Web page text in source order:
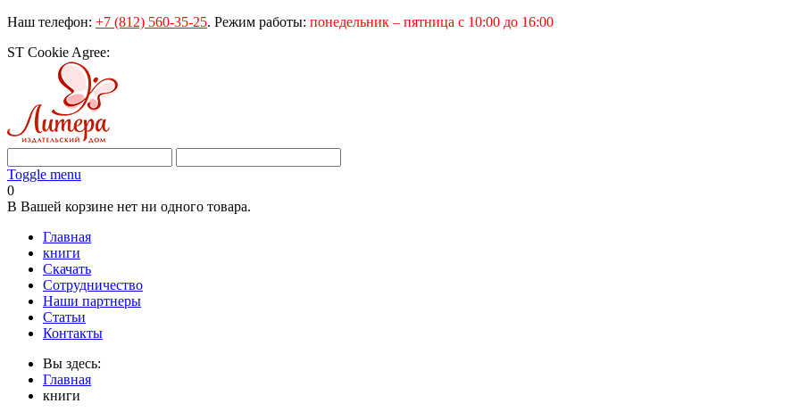
Наш телефон: +7 (812) 560-35-25. Режим работы: понедельник – пятница с 10:00 до 16:00
ST Cookie Agree:
Toggle menu
0
В Вашей корзине нет ни одного товара.
Главная
книги
Скачать
Сотрудничество
Наши партнеры
Статьи
Контакты
Вы здесь:
Главная
книги